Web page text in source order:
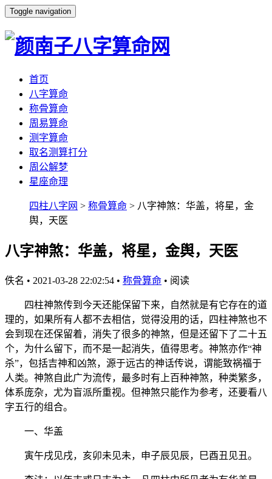
Toggle navigation
首页
八字算命
称骨算命
周易算命
测字算命
取名测算打分
周公解梦
星座命理
四柱八字网 > 称骨算命 > 八字神煞：华盖，将星，金
舆，天医
八字神煞：华盖，将星，金舆，天医
佚名 • 2021-03-28 22:02:54 • 称骨算命 • 阅读
四柱神煞传到今天还能保留下来，自然就是有它存在的道
理的，如果所有人都不去相信，觉得没用的话，四柱神煞也不
会到现在还保留着，消失了很多的神煞，但是还留下了二十五
个，为什么留下，而不是一起消失，值得思考。神煞亦作“神
杀”，包括吉神和凶煞，源于远古的神话传说，谓能致祸福于
人类。神煞自此广为流传，最多时有上百种神煞，种类繁多，
体系庞杂，尤为盲派所重视。但神煞只能作为参考，还要看八
字五行的组合。
一、华盖
寅午戌见戌，亥卯未见未，申子辰见辰，巳酉丑见丑。